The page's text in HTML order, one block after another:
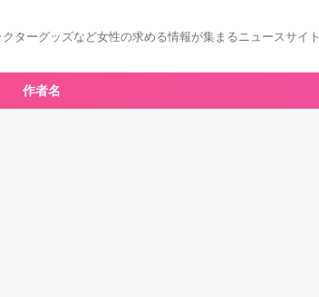
ターグッズなど女性の求める情報が集まるニュースサイト
作者名